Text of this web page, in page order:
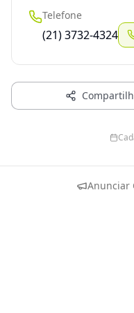
Telefone
(21) 3732-4324
Anunciar